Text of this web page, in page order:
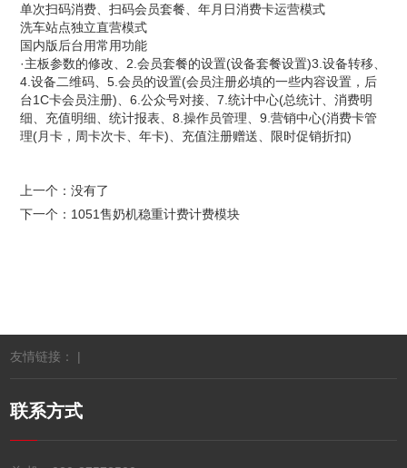
单次扫码消费、扫码会员套餐、年月日消费卡运营模式
洗车站点独立直营模式
国内版后台用常用功能
·主板参数的修改、2.会员套餐的设置(设备套餐设置)3.设备转移、
4.设备二维码、5.会员的设置(会员注册必填的一些内容设置，后
台1C卡会员注册)、6.公众号对接、7.统计中心(总统计、消费明
细、充值明细、统计报表、8.操作员管理、9.营销中心(消费卡管
理(月卡，周卡次卡、年卡)、充值注册赠送、限时促销折扣)
上一个：没有了
下一个： 1051售奶机稳重计费计费模块
友情链接： |
联系方式